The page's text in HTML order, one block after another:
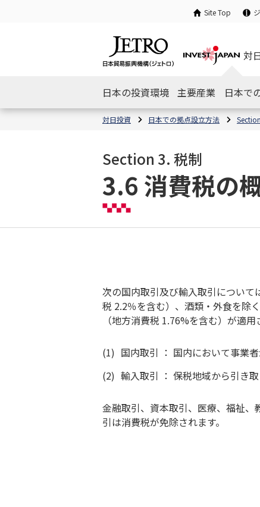
Site Top
対
日本の投資環境 主要産業 日本で
対日投資 日本での拠点設立方法
Section 3. 税制
3.6 消費税の
次の国内取引及び輸入取引につい
税 2.2％を含む）、酒類・外食を除
（地方消費税 1.76%を含む）が適用
(1) 国内取引 ： 国内において事業
(2) 輸入取引 ： 保税地域から引き
金融取引、資本取引、医療、福祉
引は消費税が免除されます。